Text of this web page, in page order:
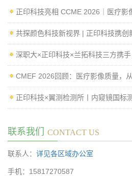
CMEF 2026回顾：医疗影像质量，从
联系我们 CONTACT US
联系人： 详见各区域办公室
手机：15817270587